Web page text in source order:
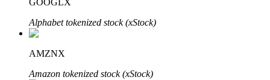
GOOGLX
Alphabet tokenized stock (xStock)
AMZNX
Amazon tokenized stock (xStock)